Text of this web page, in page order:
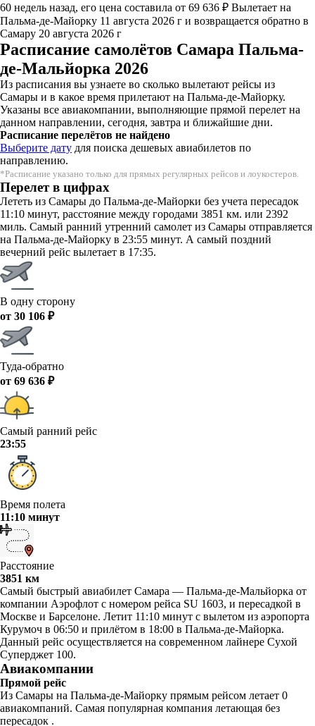
60 недель назад, его цена составила от 69 636 ₽ Вылетает на
Пальма-де-Майорку 11 августа 2026 г и возвращается обратно в
Самару 20 августа 2026 г
Расписание самолётов Самара Пальма-
де-Мальйорка 2026
Из расписания вы узнаете во сколько вылетают рейсы из
Самары и в какое время прилетают на Пальма-де-Майорку.
Указаны все авиакомпании, выполняющие прямой перелет на
данном направлении, сегодня, завтра и ближайшие дни.
Расписание перелётов не найдено
Выберите дату для поиска дешевых авиабилетов по
направлению.
*Расписание указано только для прямых регулярных рейсов и лоукостеров.
Перелет в цифрах
Лететь из Самары до Пальма-де-Майорки без учета пересадок
11:10 минут, расстояние между городами 3851 км. или 2392
миль. Самый ранний утренний самолет из Самары отправляется
на Пальма-де-Майорку в 23:55 минут. А самый поздний
вечерний рейс вылетает в 17:35.
В одну сторону
от 30 106 ₽
Туда-обратно
от 69 636 ₽
Самый ранний рейс
23:55
Время полета
11:10 минут
Расстояние
3851 км
Самый быстрый авиабилет Самара — Пальма-де-Мальйорка от
компании Аэрофлот с номером рейса SU 1603, и пересадкой в
Москве и Барселоне. Летит 11:10 минут с вылетом из аэропорта
Курумоч в 06:50 и прилётом в 18:00 в Пальма-де-Майорка.
Данный рейс осуществляется на современном лайнере Сухой
Суперджет 100.
Авиакомпании
Прямой рейс
Из Самары на Пальма-де-Майорку прямым рейсом летает 0
авиакомпаний. Самая популярная компания летающая без
пересадок .